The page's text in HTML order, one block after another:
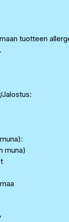
tuotteen
muna)